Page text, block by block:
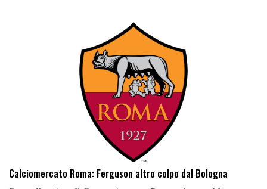
Calciomercato Roma: Ferguson altro colpo dal Bologna